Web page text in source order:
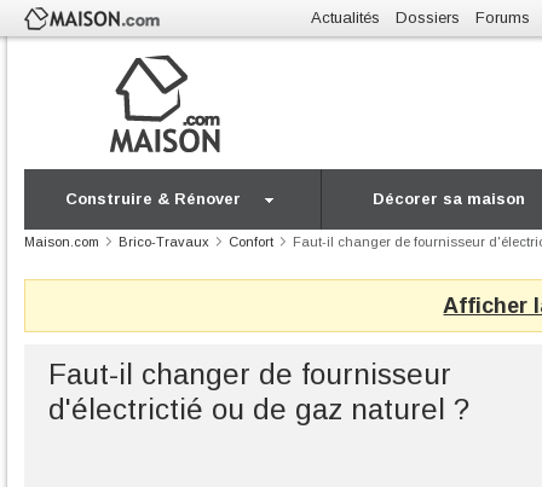
Actualités Dossiers Forums
Construire & Rénover Décorer sa maison
Maison.com Brico-Travaux Confort Faut-il changer de fournisseur
Afficher
Faut-il changer de fournisseur
d'électrictié ou de gaz naturel ?